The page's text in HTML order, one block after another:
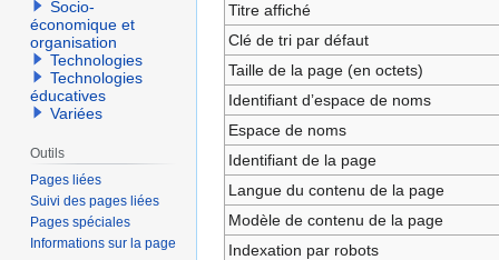
Titre affiché
Clé de tri par défaut
Taille de la page (en octets)
Identifiant dʼespace de noms
Espace de noms
Identifiant de la page
Langue du contenu de la page
Modèle de contenu de la page
Indexation par robots
Socio-
économique et
organisation
Technologies
Technologies
éducatives
Variées
Outils
Pages liées
Suivi des pages liées
Pages spéciales
Informations sur la page